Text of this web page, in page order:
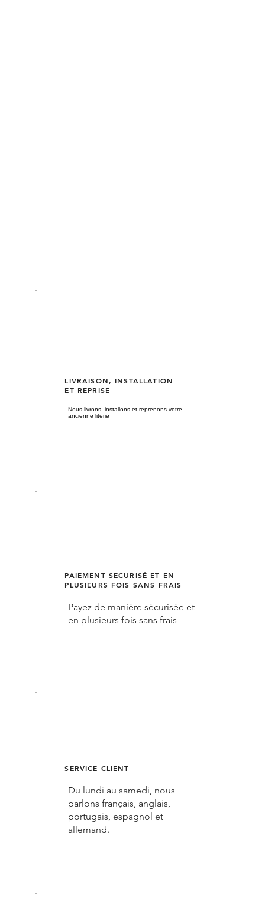
LIVRAISON, INSTALLATION
ET REPRISE
Nous livrons, installons et reprenons votre
ancienne literie
PAIEMENT SECURISÉ ET EN
PLUSIEURS FOIS SANS FRAIS
Payez de manière sécurisée et
en plusieurs fois sans frais
SERVICE CLIENT
Du lundi au samedi, nous
parlons français, anglais,
portugais, espagnol et
allemand.